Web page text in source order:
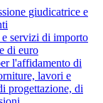
giudicatrice e
servizi di importo
di euro
l'affidamento di
lavori e
progettazione, di